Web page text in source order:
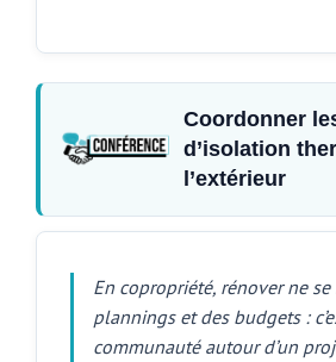
Coordonner
d’isolation
l’extérieur
En copropriété, rénover ne
plannings et des budgets :
communauté autour d’un